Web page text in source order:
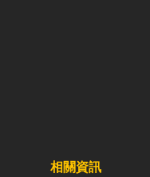
默充斥在空間
相關資訊